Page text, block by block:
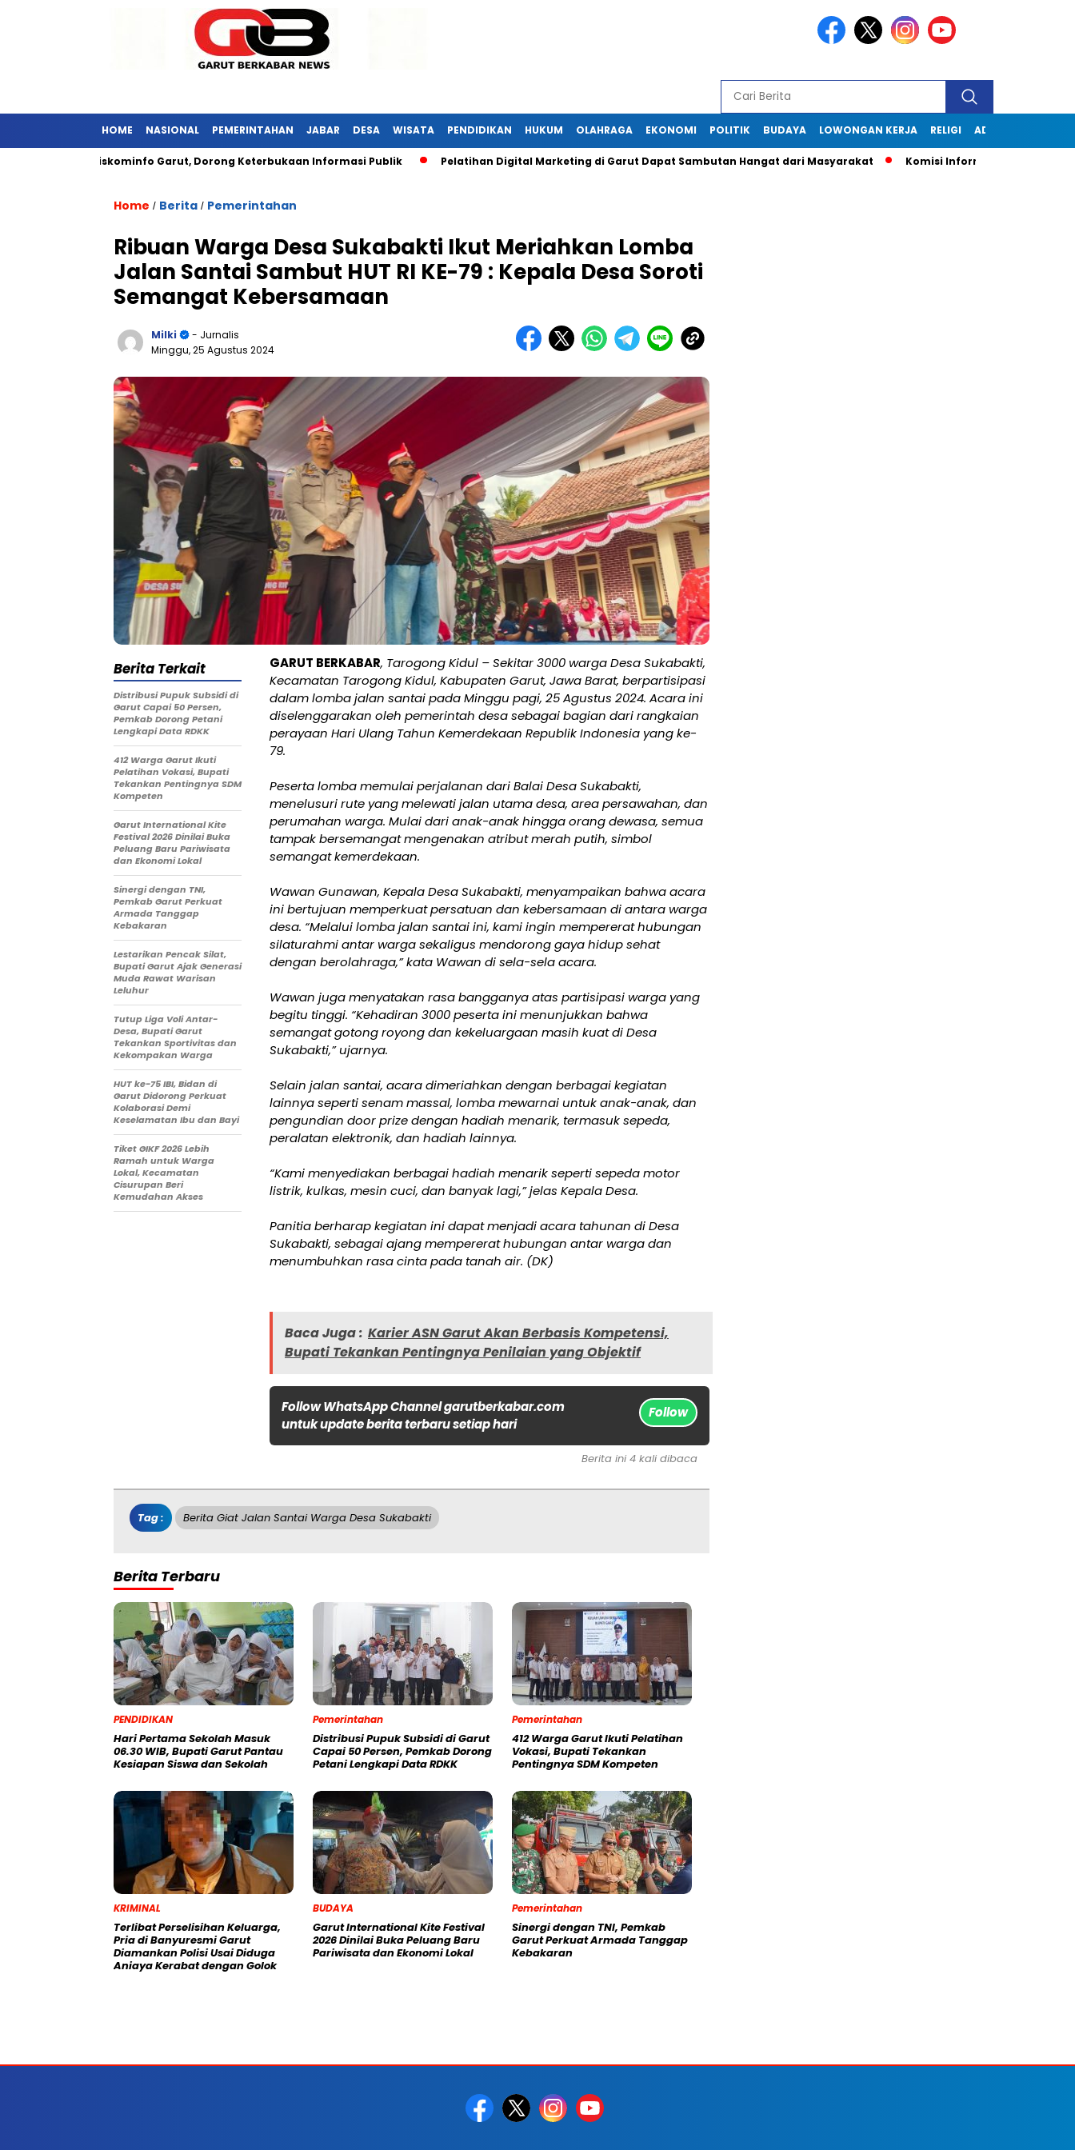
HOME NASIONAL PEMERINTAHAN JABAR DESA WISATA PENDIDIKAN HUKUM OLAHRAGA EKONOMI POLITIK BUDAYA LOWONGAN KERJA RELIGI ADVERTORIAL
Diskominfo Garut, Dorong Keterbukaan Informasi Publik Pelatihan Digital Marketing di Garut Dapat Sambutan Hangat dari Masyarakat Komisi Informasi Jabar Kunjungi
Home / Berita / Pemerintahan
Ribuan Warga Desa Sukabakti Ikut Meriahkan Lomba
Jalan Santai Sambut HUT RI KE-79 : Kepala Desa Soroti
Semangat Kebersamaan
Milki
- Jurnalis
Minggu, 25 Agustus 2024
GARUT BERKABAR, Tarogong Kidul – Sekitar 3000 warga Desa Sukabakti,
Kecamatan Tarogong Kidul, Kabupaten Garut, Jawa Barat, berpartisipasi
dalam lomba jalan santai pada Minggu pagi, 25 Agustus 2024. Acara ini
diselenggarakan oleh pemerintah desa sebagai bagian dari rangkaian
perayaan Hari Ulang Tahun Kemerdekaan Republik Indonesia yang ke-
79.
Peserta lomba memulai perjalanan dari Balai Desa Sukabakti,
menelusuri rute yang melewati jalan utama desa, area persawahan, dan
perumahan warga. Mulai dari anak-anak hingga orang dewasa, semua
tampak bersemangat mengenakan atribut merah putih, simbol
semangat kemerdekaan.
Wawan Gunawan, Kepala Desa Sukabakti, menyampaikan bahwa acara
ini bertujuan memperkuat persatuan dan kebersamaan di antara warga
desa. “Melalui lomba jalan santai ini, kami ingin mempererat hubungan
silaturahmi antar warga sekaligus mendorong gaya hidup sehat
dengan berolahraga,” kata Wawan di sela-sela acara.
Wawan juga menyatakan rasa bangganya atas partisipasi warga yang
begitu tinggi. “Kehadiran 3000 peserta ini menunjukkan bahwa
semangat gotong royong dan kekeluargaan masih kuat di Desa
Sukabakti,” ujarnya.
Selain jalan santai, acara dimeriahkan dengan berbagai kegiatan
lainnya seperti senam massal, lomba mewarnai untuk anak-anak, dan
pengundian door prize dengan hadiah menarik, termasuk sepeda,
peralatan elektronik, dan hadiah lainnya.
“Kami menyediakan berbagai hadiah menarik seperti sepeda motor
listrik, kulkas, mesin cuci, dan banyak lagi,” jelas Kepala Desa.
Panitia berharap kegiatan ini dapat menjadi acara tahunan di Desa
Sukabakti, sebagai ajang mempererat hubungan antar warga dan
menumbuhkan rasa cinta pada tanah air. (DK)
Baca Juga : Karier ASN Garut Akan Berbasis Kompetensi,
Bupati Tekankan Pentingnya Penilaian yang Objektif
Follow WhatsApp Channel garutberkabar.com
untuk update berita terbaru setiap hari
Follow
Berita Terkait
Distribusi Pupuk Subsidi di
Garut Capai 50 Persen,
Pemkab Dorong Petani
Lengkapi Data RDKK
412 Warga Garut Ikuti
Pelatihan Vokasi, Bupati
Tekankan Pentingnya SDM
Kompeten
Garut International Kite
Festival 2026 Dinilai Buka
Peluang Baru Pariwisata
dan Ekonomi Lokal
Sinergi dengan TNI,
Pemkab Garut Perkuat
Armada Tanggap
Kebakaran
Lestarikan Pencak Silat,
Bupati Garut Ajak Generasi
Muda Rawat Warisan
Leluhur
Tutup Liga Voli Antar-
Desa, Bupati Garut
Tekankan Sportivitas dan
Kekompakan Warga
HUT ke-75 IBI, Bidan di
Garut Didorong Perkuat
Kolaborasi Demi
Keselamatan Ibu dan Bayi
Tiket GIKF 2026 Lebih
Ramah untuk Warga
Lokal, Kecamatan
Cisurupan Beri
Kemudahan Akses
Berita ini 4 kali dibaca
Tag : Berita Giat Jalan Santai Warga Desa Sukabakti
Berita Terbaru
PENDIDIKAN
Hari Pertama Sekolah Masuk
06.30 WIB, Bupati Garut Pantau
Kesiapan Siswa dan Sekolah
Pemerintahan
Distribusi Pupuk Subsidi di Garut
Capai 50 Persen, Pemkab Dorong
Petani Lengkapi Data RDKK
Pemerintahan
412 Warga Garut Ikuti Pelatihan
Vokasi, Bupati Tekankan
Pentingnya SDM Kompeten
KRIMINAL
Terlibat Perselisihan Keluarga,
Pria di Banyuresmi Garut
Diamankan Polisi Usai Diduga
Aniaya Kerabat dengan Golok
BUDAYA
Garut International Kite Festival
2026 Dinilai Buka Peluang Baru
Pariwisata dan Ekonomi Lokal
Pemerintahan
Sinergi dengan TNI, Pemkab
Garut Perkuat Armada Tanggap
Kebakaran